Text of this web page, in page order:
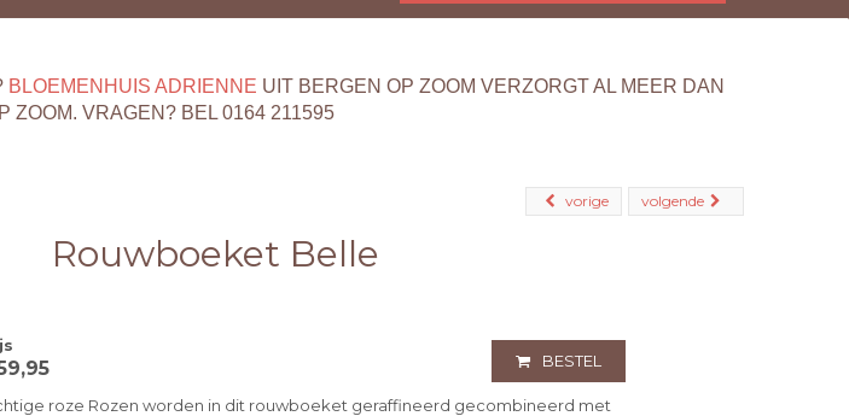
BLOEMENHUIS ADRIENNE UIT BERGEN OP ZOOM VERZORGT AL MEER DAN
ZOOM. VRAGEN? BEL 0164 211595
volgende
vorige
Rouwboeket Belle
BESTEL
roze Rozen worden in dit rouwboeket geraffineerd gecombineerd met